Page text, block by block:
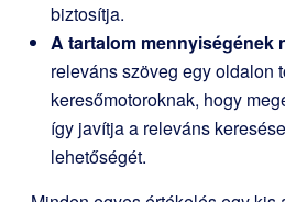
biztosítja.
A tartalom mennyiségének
releváns szöveg egy oldalon
keresőmotoroknak, hogy
így javítja a releváns
lehetőségét.